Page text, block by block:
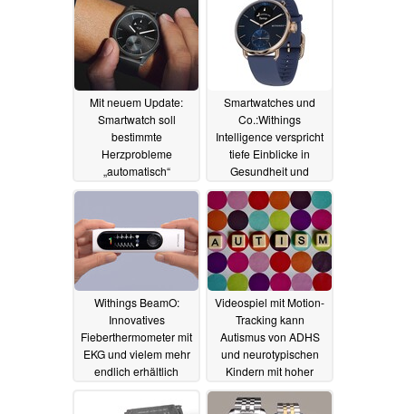
Mit neuem Update:
Smartwatch soll
bestimmte
Herzprobleme
„automatisch“
erkennen07.07.2025
Smartwatches und
Co.:Withings
Intelligence verspricht
tiefe Einblicke in
Gesundheit und
Fitness und KI-
Assistenten12.06.2025
Withings BeamO:
Innovatives
Fieberthermometer mit
EKG und vielem mehr
endlich erhältlich
Videospiel mit Motion-
Tracking kann
Autismus von ADHS
und neurotypischen
Kindern mit hoher
Trefferquote
unterscheiden31.01.2025